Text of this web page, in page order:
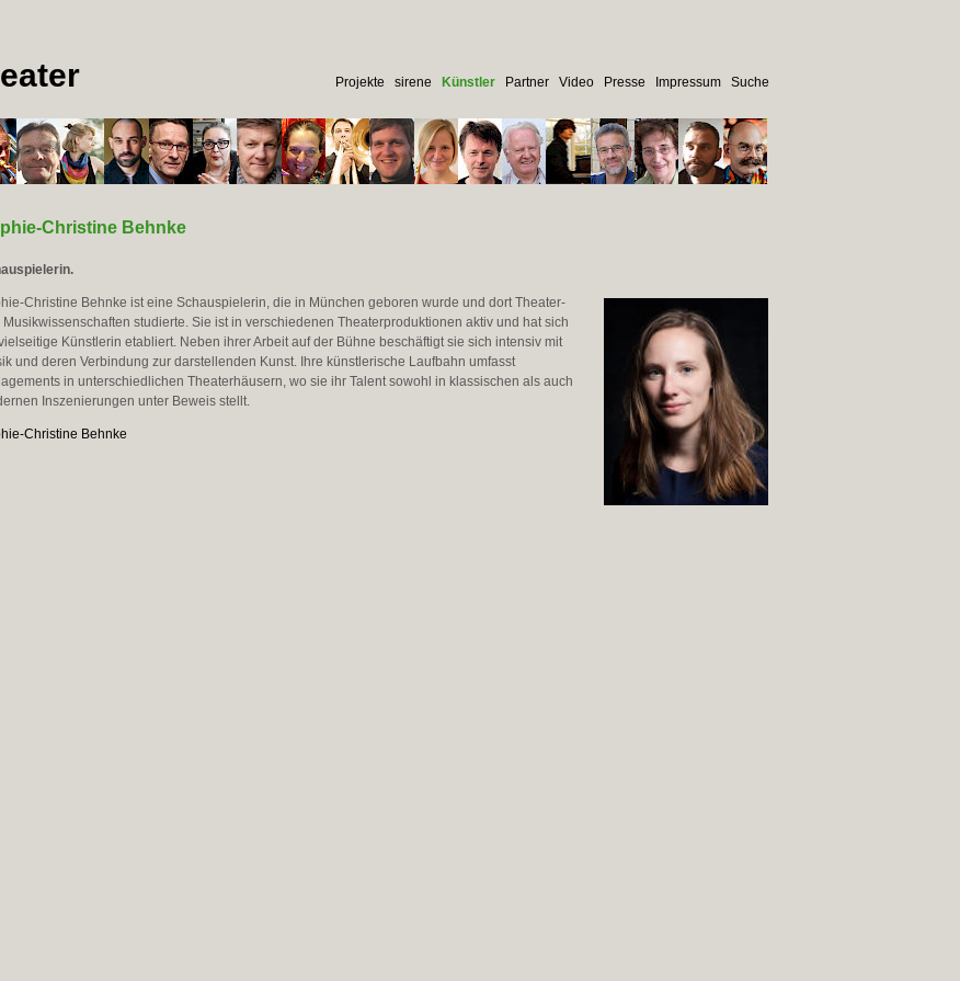
Projekte sirene Künstler Partner Video Presse Impressum Suche
Christine Behnke
Christine Behnke ist eine Schauspielerin, die in München geboren wurde und dort Theater-
Musikwissenschaften studierte. Sie ist in verschiedenen Theaterproduktionen aktiv und hat sich
Künstlerin etabliert. Neben ihrer Arbeit auf der Bühne beschäftigt sie sich intensiv mit
und deren Verbindung zur darstellenden Kunst. Ihre künstlerische Laufbahn umfasst
in unterschiedlichen Theaterhäusern, wo sie ihr Talent sowohl in klassischen als auch
Inszenierungen unter Beweis stellt.
Christine Behnke